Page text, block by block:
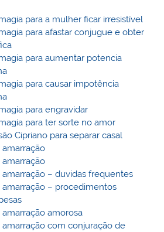
para a mulher ficar irresistível
para afastar conjugue e obter
para aumentar potencia
para causar impotência
para engravidar
para ter sorte no amor
Cipriano para separar casal
– duvidas frequentes
– procedimentos
amorosa
com conjuração de